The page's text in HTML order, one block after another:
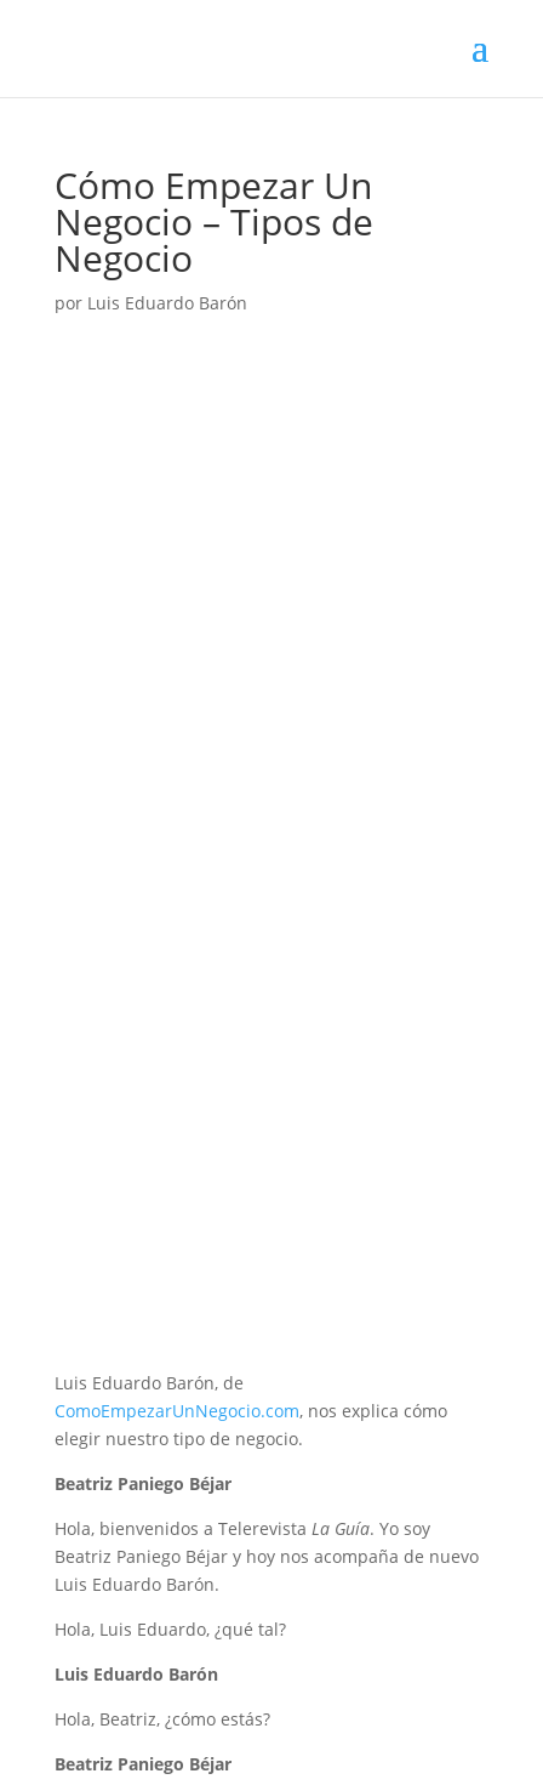
Cómo Empezar Un
Negocio – Tipos de
Negocio
por Luis Eduardo Barón
Luis Eduardo Barón, de
ComoEmpezarUnNegocio.com, nos explica cómo
elegir nuestro tipo de negocio.
Beatriz Paniego Béjar
Hola, bienvenidos a Telerevista La Guía. Yo soy
Beatriz Paniego Béjar y hoy nos acompaña de nuevo
Luis Eduardo Barón.
Hola, Luis Eduardo, ¿qué tal?
Luis Eduardo Barón
Hola, Beatriz, ¿cómo estás?
Beatriz Paniego Béjar